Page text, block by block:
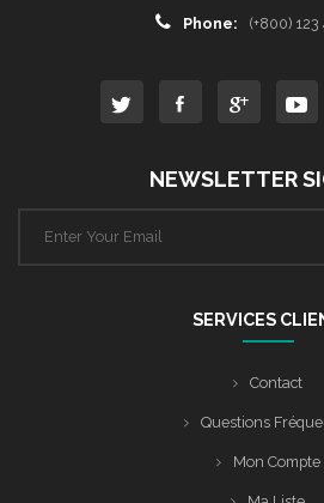
Phone: (+800) 123
NEWSLETTER
SERVICES
Contact
Questions
Mon Compte